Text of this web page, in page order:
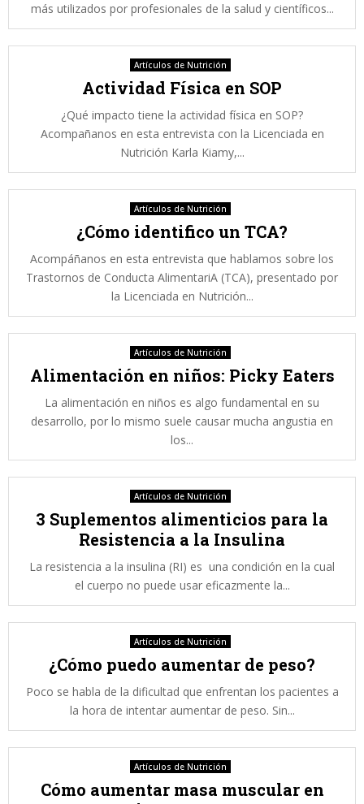
más utilizados por profesionales de la salud y científicos...
Artículos de Nutrición
Actividad Física en SOP
¿Qué impacto tiene la actividad física en SOP?
Acompañanos en esta entrevista con la Licenciada en
Nutrición Karla Kiamy,...
Artículos de Nutrición
¿Cómo identifico un TCA?
Acompáñanos en esta entrevista que hablamos sobre los
Trastornos de Conducta AlimentariA (TCA), presentado por
la Licenciada en Nutrición...
Artículos de Nutrición
Alimentación en niños: Picky Eaters
La alimentación en niños es algo fundamental en su
desarrollo, por lo mismo suele causar mucha angustia en
los...
Artículos de Nutrición
3 Suplementos alimenticios para la
Resistencia a la Insulina
La resistencia a la insulina (RI) es una condición en la cual
el cuerpo no puede usar eficazmente la...
Artículos de Nutrición
¿Cómo puedo aumentar de peso?
Poco se habla de la dificultad que enfrentan los pacientes a
la hora de intentar aumentar de peso. Sin...
Artículos de Nutrición
Cómo aumentar masa muscular en